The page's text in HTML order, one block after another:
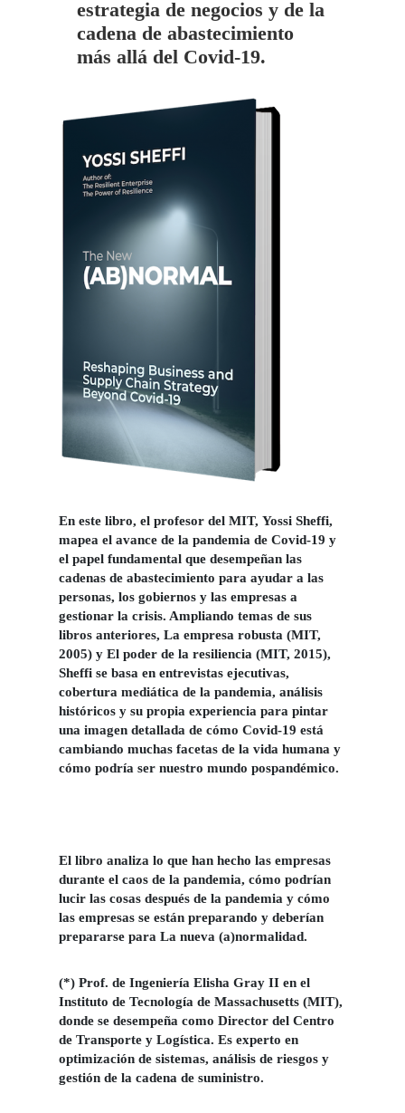
estrategia de negocios y de la
cadena de abastecimiento
más allá del Covid-19.
En este libro, el profesor del MIT, Yossi Sheffi,
mapea el avance de la pandemia de Covid-19 y
el papel fundamental que desempeñan las
cadenas de abastecimiento para ayudar a las
personas, los gobiernos y las empresas a
gestionar la crisis. Ampliando temas de sus
libros anteriores, La empresa robusta (MIT,
2005) y El poder de la resiliencia (MIT, 2015),
Sheffi se basa en entrevistas ejecutivas,
cobertura mediática de la pandemia, análisis
históricos y su propia experiencia para pintar
una imagen detallada de cómo Covid-19 está
cambiando muchas facetas de la vida humana y
cómo podría ser nuestro mundo pospandémico.
El libro analiza lo que han hecho las empresas
durante el caos de la pandemia, cómo podrían
lucir las cosas después de la pandemia y cómo
las empresas se están preparando y deberían
prepararse para La nueva (a)normalidad.
(*) Prof. de Ingeniería Elisha Gray II en el
Instituto de Tecnología de Massachusetts (MIT),
donde se desempeña como Director del Centro
de Transporte y Logística. Es experto en
optimización de sistemas, análisis de riesgos y
gestión de la cadena de suministro.